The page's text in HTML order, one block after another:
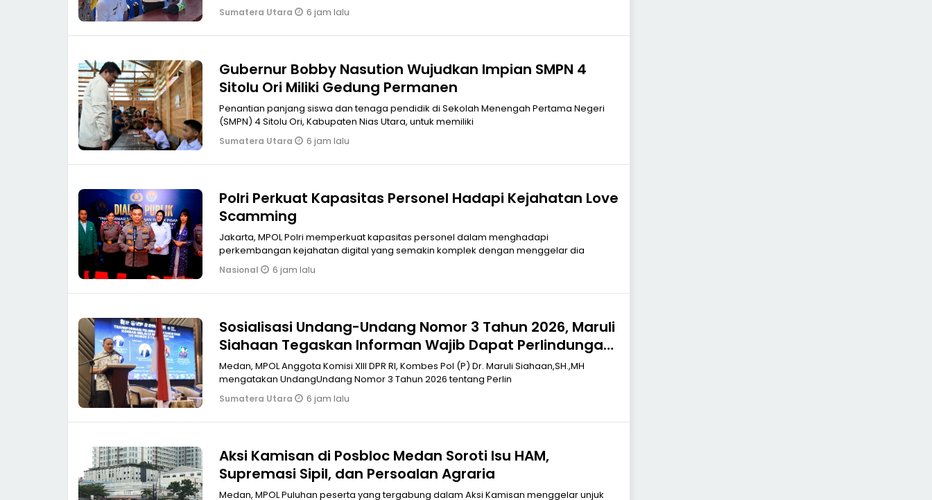
Sumatera Utara 6 jam lalu
Gubernur Bobby Nasution Wujudkan Impian SMPN 4
Sitolu Ori Miliki Gedung Permanen
Penantian panjang siswa dan tenaga pendidik di Sekolah Menengah Pertama Negeri
(SMPN) 4 Sitolu Ori, Kabupaten Nias Utara, untuk memiliki
Sumatera Utara 6 jam lalu
Polri Perkuat Kapasitas Personel Hadapi Kejahatan Love
Scamming
Jakarta, MPOL Polri memperkuat kapasitas personel dalam menghadapi
perkembangan kejahatan digital yang semakin komplek dengan menggelar dia
Nasional 6 jam lalu
Sosialisasi Undang-Undang Nomor 3 Tahun 2026, Maruli
Siahaan Tegaskan Informan Wajib Dapat Perlindungan
LPSK
Medan, MPOL Anggota Komisi XIII DPR RI, Kombes Pol (P) Dr. Maruli Siahaan,SH.,MH
mengatakan UndangUndang Nomor 3 Tahun 2026 tentang Perlin
Sumatera Utara 6 jam lalu
Aksi Kamisan di Posbloc Medan Soroti Isu HAM,
Supremasi Sipil, dan Persoalan Agraria
Medan, MPOL Puluhan peserta yang tergabung dalam Aksi Kamisan menggelar unjuk